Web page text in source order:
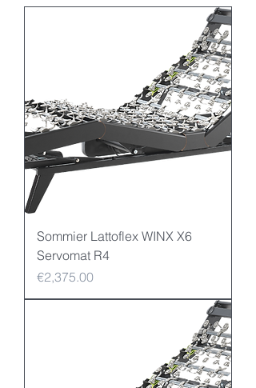
Sommier Lattoflex WINX X6
Servomat R4
Price
€2,375.00